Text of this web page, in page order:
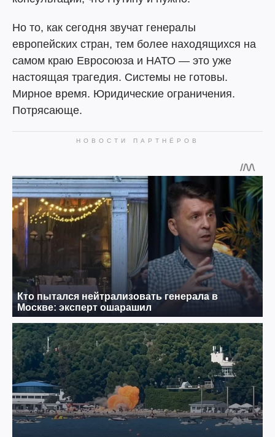
Но то, как сегодня звучат генералы
европейских стран, тем более находящихся на
самом краю Евросоюза и НАТО — это уже
настоящая трагедия. Системы не готовы.
Мирное время. Юридические ограничения.
Потрясающе.